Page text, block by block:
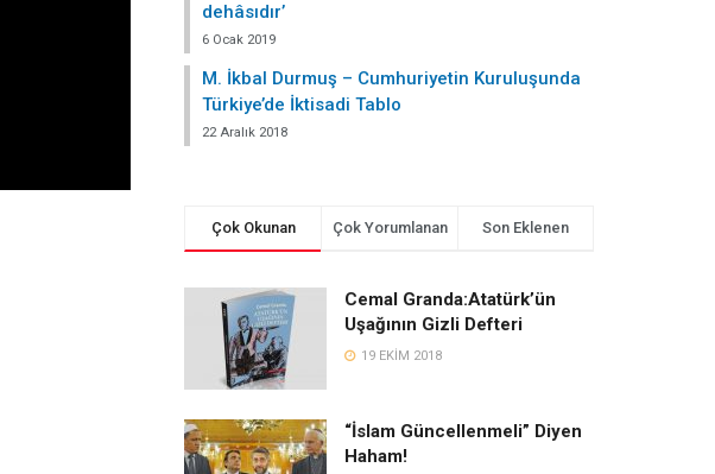
dehâsıdır’
6 Ocak 2019
M. İkbal Durmuş – Cumhuriyetin Kuruluşunda
Türkiye’de İktisadi Tablo
22 Aralık 2018
Çok Okunan Çok Yorumlanan Son Eklenen
Cemal Granda:Atatürk’ün
Uşağının Gizli Defteri
19 EKIM 2018
“İslam Güncellenmeli” Diyen
Haham!